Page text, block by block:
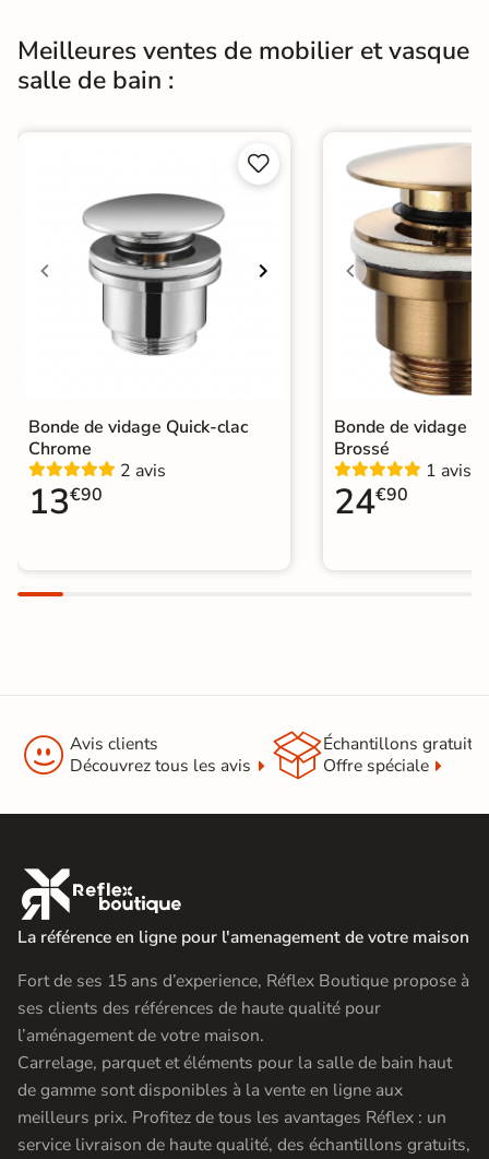
Meilleures ventes de mobilier et vasque
salle de bain :


Bonde de vidage Quick-clac
Chrome
2 avis
13€90
Bonde de vidage
Brossé
1 avis
24€90
 Avis clients
Découvrez tous les avis
Échantillons gratuit
Offre spéciale

La référence en ligne pour l'amenagement de votre maison
Fort de ses 15 ans d’experience, Réflex Boutique propose à
ses clients des références de haute qualité pour
l’aménagement de votre maison.
Carrelage, parquet et éléments pour la salle de bain haut
de gamme sont disponibles à la vente en ligne aux
meilleurs prix. Profitez de tous les avantages Réflex : un
service livraison de haute qualité, des échantillons gratuits,